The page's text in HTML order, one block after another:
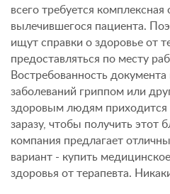
всего требуется комплексная
вылечившегося пациента.
ищут справки о здоровье от
предоставляться по месту
Востребованность документа
заболеваний гриппом или
здоровым людям приходится
заразу, чтобы получить этот
компания предлагает
вариант - купить
здоровья от терапевта.